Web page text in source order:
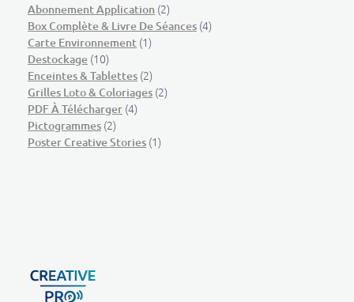
Abonnement Application (2)
Box Complète & Livre De Séances (4)
Carte Environnement (1)
Destockage (10)
Enceintes & Tablettes (2)
Grilles Loto & Coloriages (2)
PDF À Télécharger (4)
Pictogrammes (2)
Poster Creative Stories (1)